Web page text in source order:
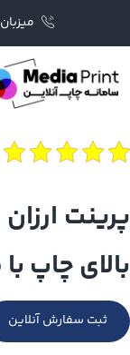
میزبان
پرینت
بالای چاپ
ثبت سفارش آنلاین